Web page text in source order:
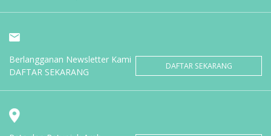
Berlangganan Newsletter Kami
DAFTAR SEKARANG
DAFTAR SEKARANG